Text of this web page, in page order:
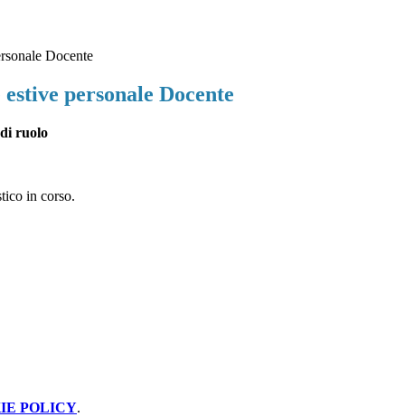
Docente
personale Docente
ruolo
in corso.
POLICY.